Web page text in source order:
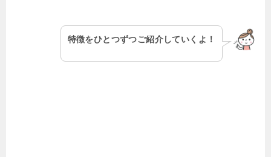
特徴をひとつずつご紹介していくよ！